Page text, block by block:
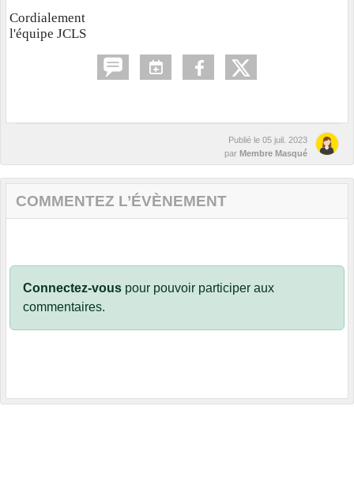
Cordialement
l'équipe JCLS
Publié le 05 juil. 2023
par Membre Masqué
COMMENTEZ L’ÉVÈNEMENT
Connectez-vous pour pouvoir participer aux
commentaires.